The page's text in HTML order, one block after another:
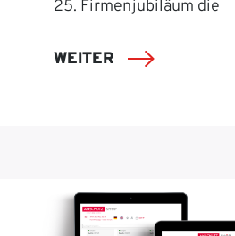
25. Firmenjubiläum die
WEITER